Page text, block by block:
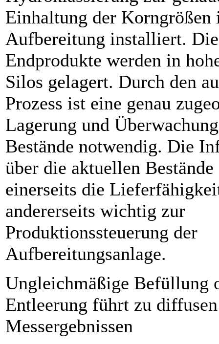
Einhaltung der Korngrößen
Aufbereitung installiert. Die
Endprodukte werden in
Silos gelagert. Durch den
Prozess ist eine genau
Lagerung und
Bestände notwendig. Die
über die aktuellen Bestände
einerseits die
andererseits wichtig zur
Produktionssteuerung der
Aufbereitungsanlage.
Ungleichmäßige Befüllung
Entleerung führt zu diffusen
Messergebnissen